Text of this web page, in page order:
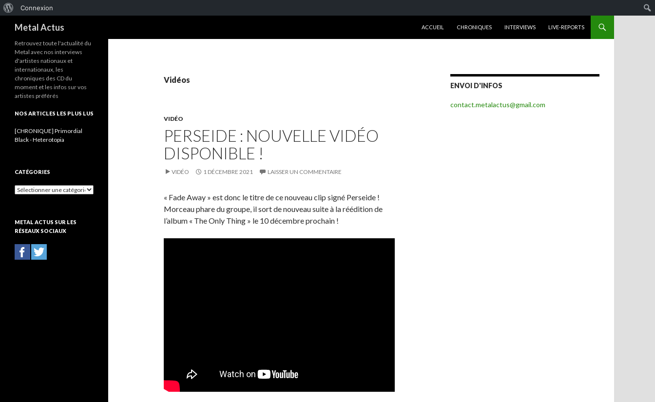
Metal Actus
ACCUEIL
CHRONIQUES INTERVIEWS LIVE-REPORTS
Vidéos
VIDÉO
PERSEIDE : NOUVELLE VIDÉO
DISPONIBLE !
VIDÉO 1 DÉCEMBRE 2021 LAISSER UN COMMENTAIRE
« Fade Away » est donc le titre de ce nouveau clip signé Perseide !
Morceau phare du groupe, il sort de nouveau suite à la réédition de
l’album « The Only Thing » le 10 décembre prochain !
ENVOI D'INFOS
contact.metalactus@gmail.com
Retrouvez toute l'actualité du
Metal avec nos interviews
d'artistes nationaux et
internationaux, les
chroniques des CD du
moment et les infos sur vos
artistes préférés
NOS ARTICLES LES PLUS LUS
[CHRONIQUE] Primordial
Black - Heterotopia
CATÉGORIES
C
g
o
e
METAL ACTUS SUR LES
RÉSEAUX SOCIAUX
propos
WordPress
Connexion